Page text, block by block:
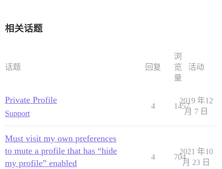
相关话题
话题 回复
浏
览
量
活动
Private Profile
Support
4 1457
2019 年12
月 7 日
Must visit my own preferences
to mute a profile that has “hide
my profile” enabled
4 704
2021 年10
月 23 日